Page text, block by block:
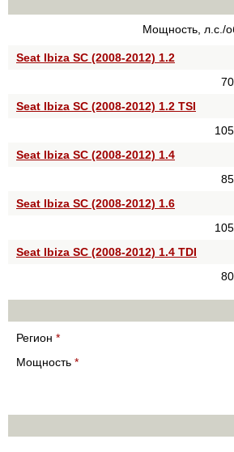
Мощность, л.с./
Seat Ibiza SC (2008-2012) 1.2
Seat Ibiza SC (2008-2012) 1.2 TSI
Seat Ibiza SC (2008-2012) 1.4
Seat Ibiza SC (2008-2012) 1.6
Seat Ibiza SC (2008-2012) 1.4 TDI
Регион *
Мощность *